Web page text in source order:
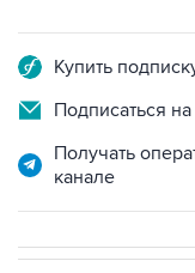
Купить
Подписаться
Получать
канале